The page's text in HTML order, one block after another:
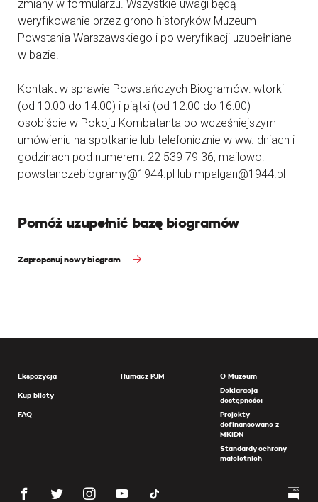
zmiany w formularzu. Wszystkie uwagi będą
weryfikowanie przez grono historyków Muzeum
Powstania Warszawskiego i po weryfikacji uzupełniane
w bazie.
Kontakt w sprawie Powstańczych Biogramów: wtorki
(od 10:00 do 14:00) i piątki (od 12:00 do 16:00)
osobiście w Pokoju Kombatanta po wcześniejszym
umówieniu na spotkanie lub telefonicznie w ww. dniach i
godzinach pod numerem: 22 539 79 36, mailowo:
powstanczebiogramy@1944.pl lub mpalgan@1944.pl
Pomóż uzupełnić bazę biogramów
Zaproponuj nowy biogram
Ekspozycja
Kup bilety
FAQ
Tłumacz PJM
O Muzeum
Deklaracja
dostępności
Projekty
dofinansowane z
MKiDN
Standardy ochrony
małoletnich